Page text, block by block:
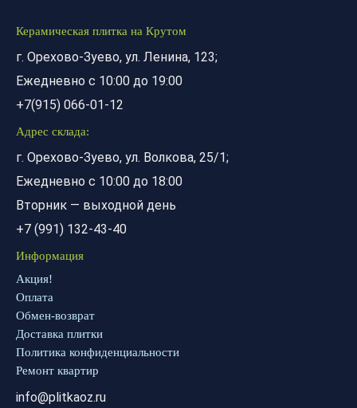
Керамическая плитка на Крутом
г. Орехово-Зуево, ул. Ленина, 123;
Ежедневно с 10:00 до 19:00
+7(915) 066-01-12
Адрес склада:
г. Орехово-Зуево, ул. Волкова, 25/1;
Ежедневно с 10:00 до 18:00
Вторник — выходной день
+7 (991) 132-43-40
Информация
Акция!
Оплата
Обмен-возврат
Доставка плитки
Политика конфиденциальности
Ремонт квартир
info@plitkaoz.ru